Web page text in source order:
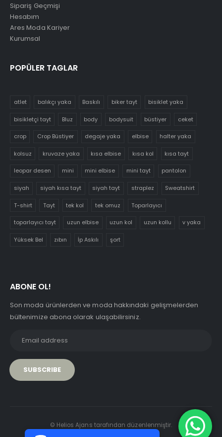
7/24 Canlı Destek
Sipariş Geçmişi
Hesabım
Ares Moda Kariyer
Kurumsal
POPÜLER TAGLAR
atlet balıkçı yaka Baskılı biker tayt bisiklet yaka
bisikletçi tayt Bluz body bodysuit büstiyer ceket
crop Crop Büstiyer degaje yaka elbise halter yaka
kolsuz kruvaze yaka kısa elbise kısa kol kısa tayt
leopar desen mini mini elbise mini tayt pantolon
siyah siyah kısa tayt siyah tayt straplez Sweatshirt
T-shirt Tayt tek kol tek omuz Toparlayıcı
toparlayıcı tayt uzun elbise uzun kol uzun kollu v yaka
Yüksek Bel zıbın İp Askılı şort
ABONE OL!
Son moda ürünlerden ve moda hakkındaki gelişmelerden
bültenimize abona olarak ulaşabilirsiniz.
© Helios Ajans tarafından düzenlenmiştir.